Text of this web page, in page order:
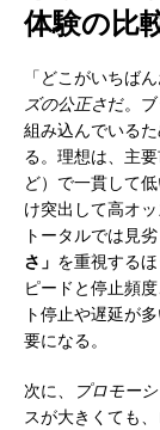
体験の比
「どこがいちば
ズの公正さだ。
組み込んでいる
る。理想は、主
ど）で一貫して
け突出して高オ
トータルでは見
さ」 を重視する
ピードと停止頻
ト停止や遅延が
要になる。
次に、 プロモー
スが大きくても